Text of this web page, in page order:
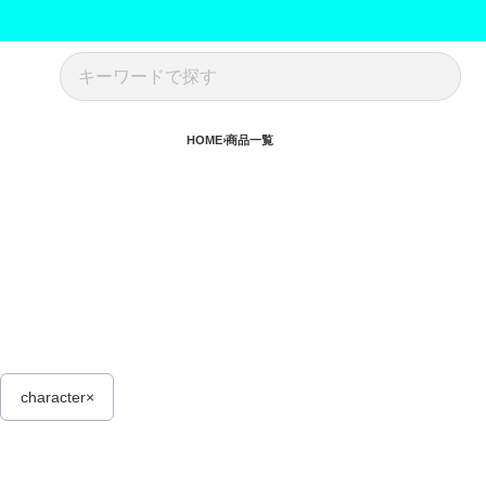
HOME 商品一覧
character